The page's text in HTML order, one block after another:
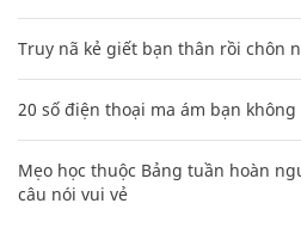
Truy nã kẻ giết bạn thân rồi chôn
20 số điện thoại ma ám bạn
Mẹo học thuộc Bảng tuần hoàn
câu nói vui vẻ